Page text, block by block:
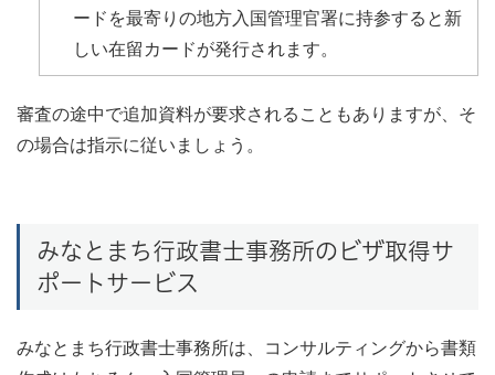
ードを最寄りの地方入国管理官署に持参すると新
しい在留カードが発行されます。
審査の途中で追加資料が要求されることもありますが、そ
の場合は指示に従いましょう。
みなとまち行政書士事務所のビザ取得サ
ポートサービス
みなとまち行政書士事務所は、コンサルティングから書類